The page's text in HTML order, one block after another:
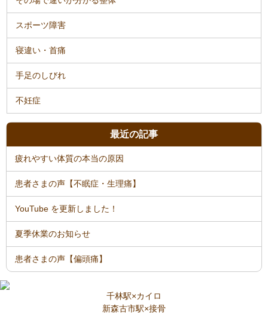
スポーツ障害
寝違い・首痛
手足のしびれ
不妊症
最近の記事
疲れやすい体質の本当の原因
患者さまの声【不眠症・生理痛】
YouTube を更新しました！
夏季休業のお知らせ
患者さまの声【偏頭痛】
千林駅×カイロ
新森古市駅×接骨